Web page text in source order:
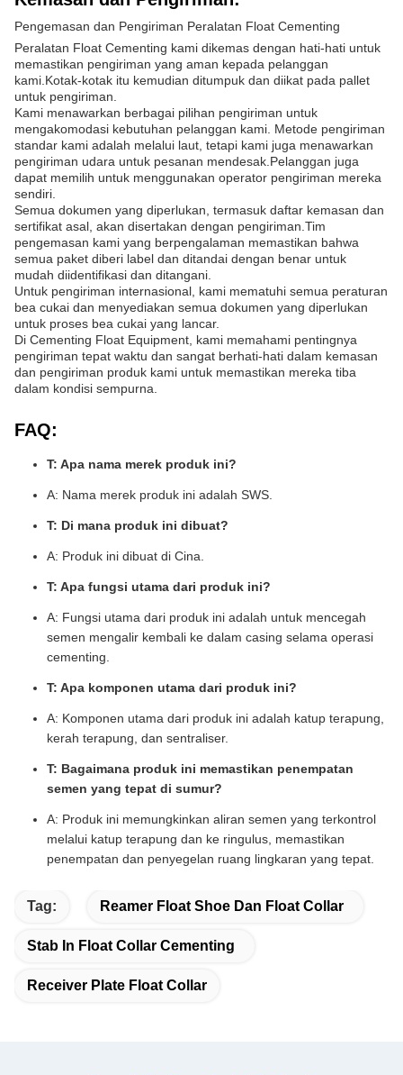
Pengemasan dan Pengiriman Peralatan Float Cementing
Peralatan Float Cementing kami dikemas dengan hati-hati untuk
memastikan pengiriman yang aman kepada pelanggan
kami.Kotak-kotak itu kemudian ditumpuk dan diikat pada pallet
untuk pengiriman.
Kami menawarkan berbagai pilihan pengiriman untuk
mengakomodasi kebutuhan pelanggan kami. Metode pengiriman
standar kami adalah melalui laut, tetapi kami juga menawarkan
pengiriman udara untuk pesanan mendesak.Pelanggan juga
dapat memilih untuk menggunakan operator pengiriman mereka
sendiri.
Semua dokumen yang diperlukan, termasuk daftar kemasan dan
sertifikat asal, akan disertakan dengan pengiriman.Tim
pengemasan kami yang berpengalaman memastikan bahwa
semua paket diberi label dan ditandai dengan benar untuk
mudah diidentifikasi dan ditangani.
Untuk pengiriman internasional, kami mematuhi semua peraturan
bea cukai dan menyediakan semua dokumen yang diperlukan
untuk proses bea cukai yang lancar.
Di Cementing Float Equipment, kami memahami pentingnya
pengiriman tepat waktu dan sangat berhati-hati dalam kemasan
dan pengiriman produk kami untuk memastikan mereka tiba
dalam kondisi sempurna.
FAQ:
T: Apa nama merek produk ini?
A: Nama merek produk ini adalah SWS.
T: Di mana produk ini dibuat?
A: Produk ini dibuat di Cina.
T: Apa fungsi utama dari produk ini?
A: Fungsi utama dari produk ini adalah untuk mencegah
semen mengalir kembali ke dalam casing selama operasi
cementing.
T: Apa komponen utama dari produk ini?
A: Komponen utama dari produk ini adalah katup terapung,
kerah terapung, dan sentraliser.
T: Bagaimana produk ini memastikan penempatan
semen yang tepat di sumur?
A: Produk ini memungkinkan aliran semen yang terkontrol
melalui katup terapung dan ke ringulus, memastikan
penempatan dan penyegelan ruang lingkaran yang tepat.
Tag: Reamer Float Shoe Dan Float Collar
Stab In Float Collar Cementing
Receiver Plate Float Collar